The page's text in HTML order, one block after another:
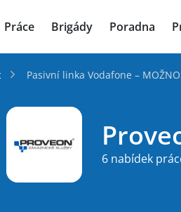
Práce Brigády Poradna
Pasivní linka Vodafone –
6 nabídek